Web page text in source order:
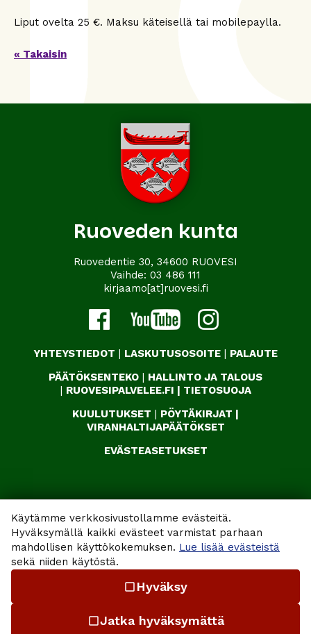
Käytämme verkkosivustollamme evästeitä.
Hyväksymällä kaikki evästeet varmistat parhaan
mahdollisen käyttökokemuksen. Lue lisää evästeistä
sekä niiden käytöstä.
check_box_outline_blank Hyväksy
check_box_outline_blankJatka hyväksymättä
Liput ovelta 25 €. Maksu käteisellä tai mobilepaylla.
« Takaisin
Ruoveden kunta
Ruovedentie 30, 34600 RUOVESI
Vaihde: 03 486 111
kirjaamo[at]ruovesi.fi
YHTEYSTIEDOT | LASKUTUSOSOITE | PALAUTE
PÄÄTÖKSENTEKO | HALLINTO JA TALOUS
| RUOVESIPALVELEE.FI | TIETOSUOJA
KUULUTUKSET | PÖYTÄKIRJAT |
VIRANHALTIJAPÄÄTÖKSET
EVÄSTEASETUKSET